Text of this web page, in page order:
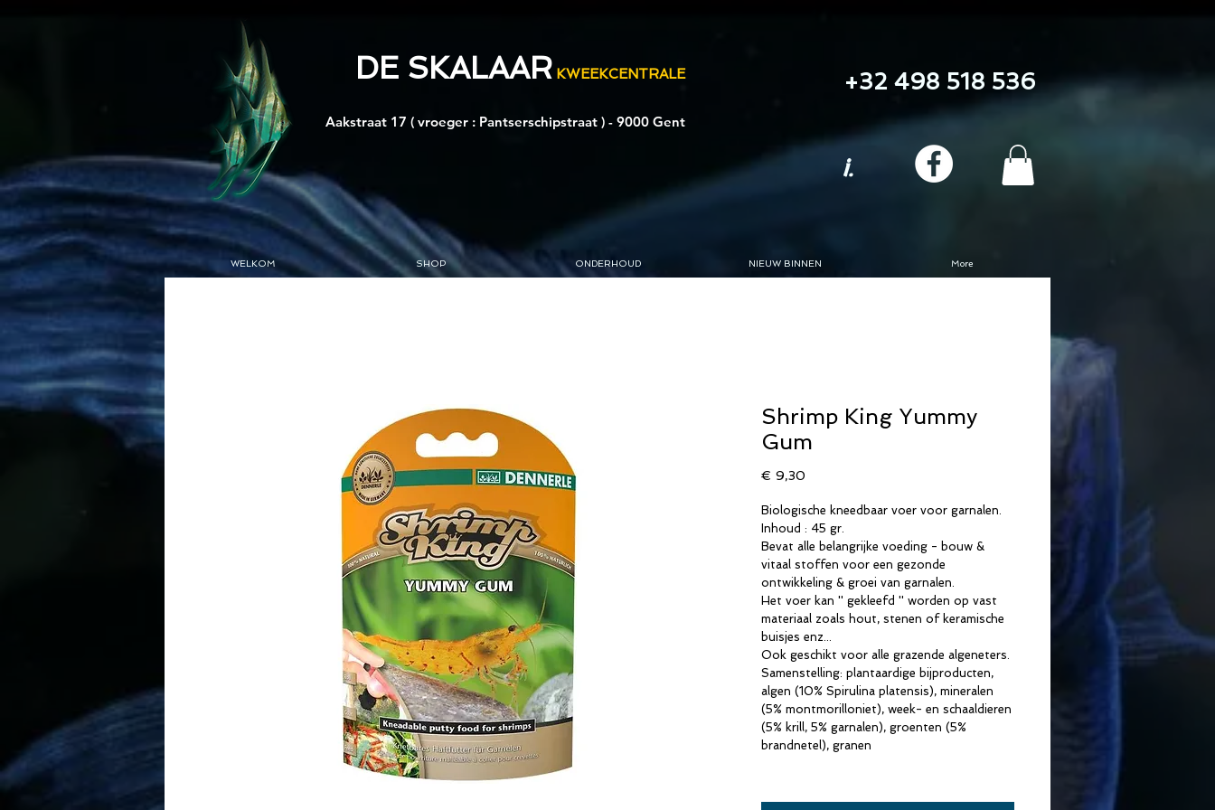
DE SKALAAR KWEEKCENTRALE
Aakstraat 17 ( vroeger : Pantserschipstraat ) - 9000 Gent
+32 498 518 536
i.
WELKOM SHOP ONDERHOUD NIEUW BINNEN More
Shrimp King Yummy
Gum
€ 9,30
Biologische kneedbaar voer voor garnalen.
Inhoud : 45 gr.
Bevat alle belangrijke voeding - bouw &
vitaal stoffen voor een gezonde
ontwikkeling & groei van garnalen.
Het voer kan '' gekleefd '' worden op vast
materiaal zoals hout, stenen of keramische
buisjes enz...
Ook geschikt voor alle grazende algeneters.
Samenstelling: plantaardige bijproducten,
algen (10% Spirulina platensis), mineralen
(5% montmorilloniet), week- en schaaldieren
(5% krill, 5% garnalen), groenten (5%
brandnetel), granen
proteïne, 5% ruw vet, 8% ruwe vezels, 1%